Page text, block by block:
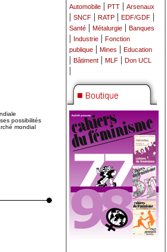
possibilités
mondial
Automobile | PTT | Arsenaux
| SNCF | RATP | EDF/GDF |
Santé | Métalurgie | Banques
| Industrie | Fonction
publique | Mines | Education
| Bâtiment | MLF | Don UCL
|